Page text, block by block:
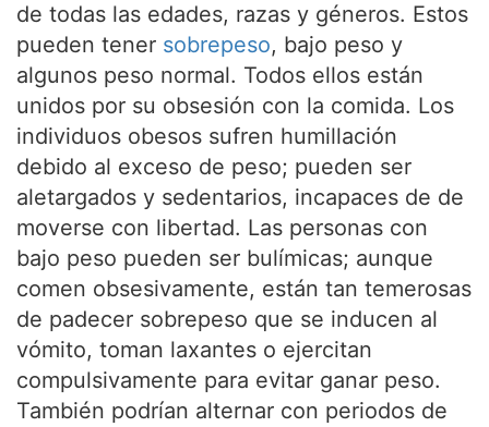
de todas las edades, razas y géneros. Estos
pueden tener sobrepeso, bajo peso y
algunos peso normal. Todos ellos están
unidos por su obsesión con la comida. Los
individuos obesos sufren humillación
debido al exceso de peso; pueden ser
aletargados y sedentarios, incapaces de de
moverse con libertad. Las personas con
bajo peso pueden ser bulímicas; aunque
comen obsesivamente, están tan temerosas
de padecer sobrepeso que se inducen al
vómito, toman laxantes o ejercitan
compulsivamente para evitar ganar peso.
También podrían alternar con periodos de